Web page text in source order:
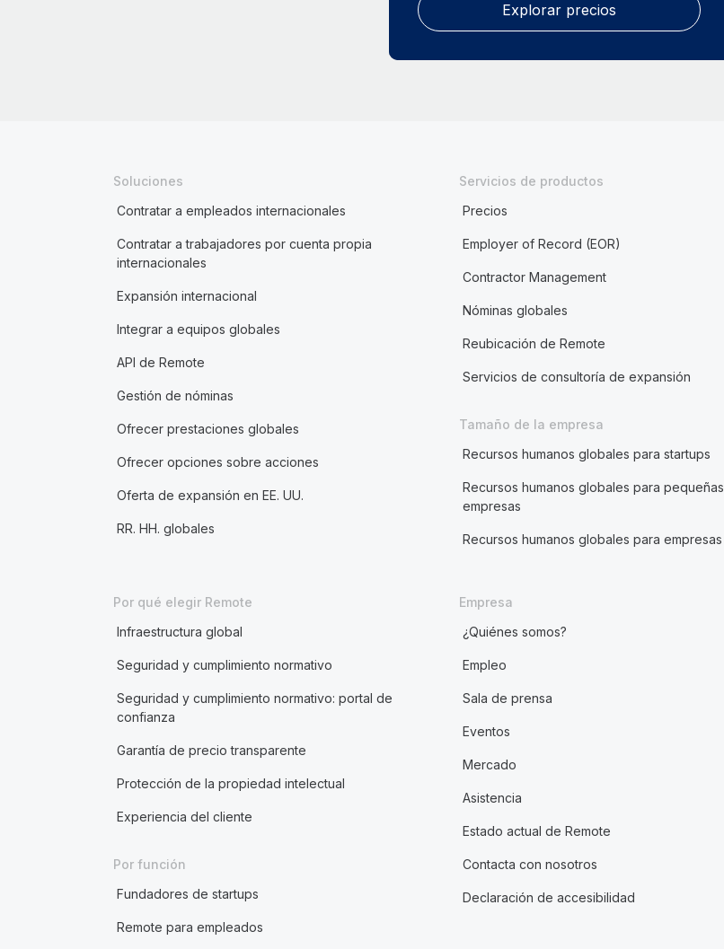
Explorar precios
Soluciones
Contratar a empleados internacionales
Contratar a trabajadores por cuenta propia
internacionales
Expansión internacional
Integrar a equipos globales
API de Remote
Gestión de nóminas
Ofrecer prestaciones globales
Ofrecer opciones sobre acciones
Oferta de expansión en EE. UU.
RR. HH. globales
Servicios de productos
Precios
Employer of Record (EOR)
Contractor Management
Nóminas globales
Reubicación de Remote
Servicios de consultoría de expansión
Tamaño de la empresa
Recursos humanos globales para startups
Recursos humanos globales para pequeñas
empresas
Recursos humanos globales para empresas
Por qué elegir Remote
Infraestructura global
Seguridad y cumplimiento normativo
Seguridad y cumplimiento normativo: portal de
confianza
Garantía de precio transparente
Protección de la propiedad intelectual
Experiencia del cliente
Por función
Fundadores de startups
Remote para empleados
Empresa
¿Quiénes somos?
Empleo
Sala de prensa
Eventos
Mercado
Asistencia
Estado actual de Remote
Contacta con nosotros
Declaración de accesibilidad